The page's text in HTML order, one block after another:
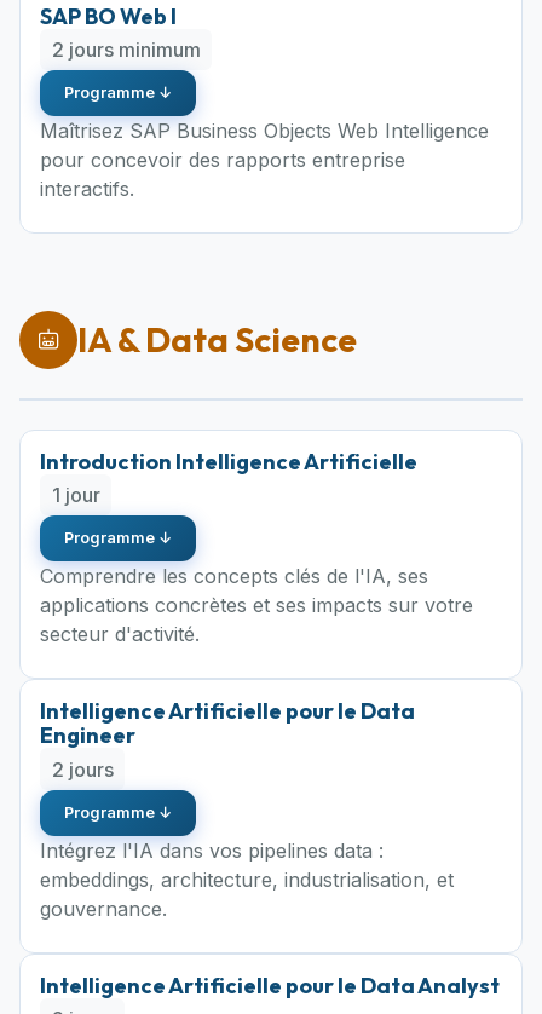
SAP BO Web I
2 jours minimum
Programme ↓
Maîtrisez SAP Business Objects Web Intelligence
pour concevoir des rapports entreprise
interactifs.
IA & Data Science
Introduction Intelligence Artificielle
1 jour
Programme ↓
Comprendre les concepts clés de l'IA, ses
applications concrètes et ses impacts sur votre
secteur d'activité.
Intelligence Artificielle pour le Data
Engineer
2 jours
Programme ↓
Intégrez l'IA dans vos pipelines data :
embeddings, architecture, industrialisation, et
gouvernance.
Intelligence Artificielle pour le Data Analyst